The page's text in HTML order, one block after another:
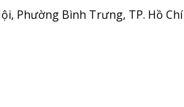
Phường Bình Trưng, TP. Hồ Chí